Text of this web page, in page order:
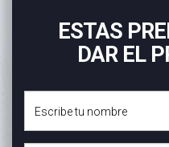
ESTAS
DAR EL